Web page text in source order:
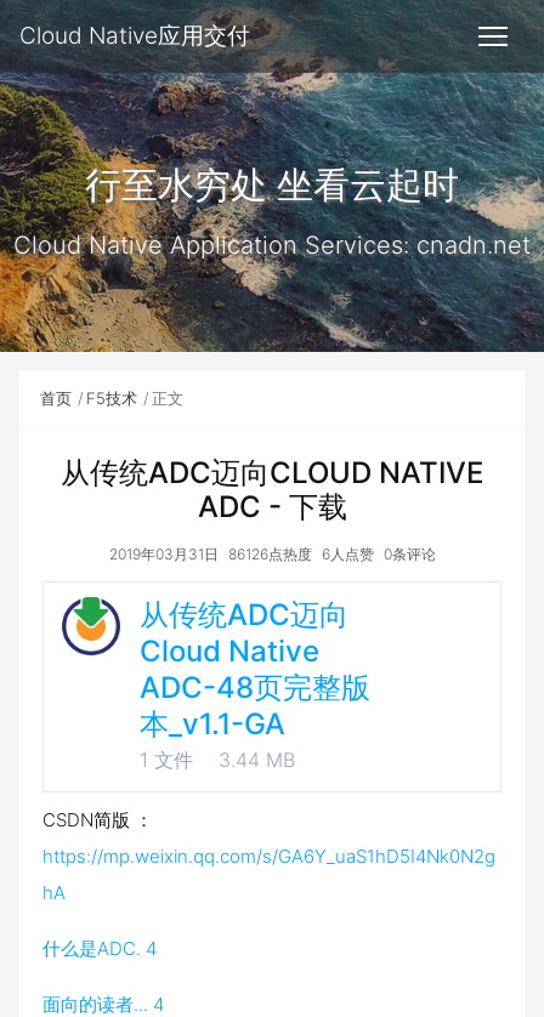
Cloud Native应用交付
行至水穷处 坐看云起时
Cloud Native Application Services: cnadn.net
首页 F5技术 正文
从传统ADC迈向CLOUD NATIVE
ADC - 下载
2019年03月31日 86126点热度 6人点赞 0条评论
从传统ADC迈向
Cloud Native
ADC-48页完整版
本_v1.1-GA
1 文件 3.44 MB
CSDN简版 ：
https://mp.weixin.qq.com/s/GA6Y_uaS1hD5I4Nk0N2g
hA
什么是ADC. 4
面向的读者... 4